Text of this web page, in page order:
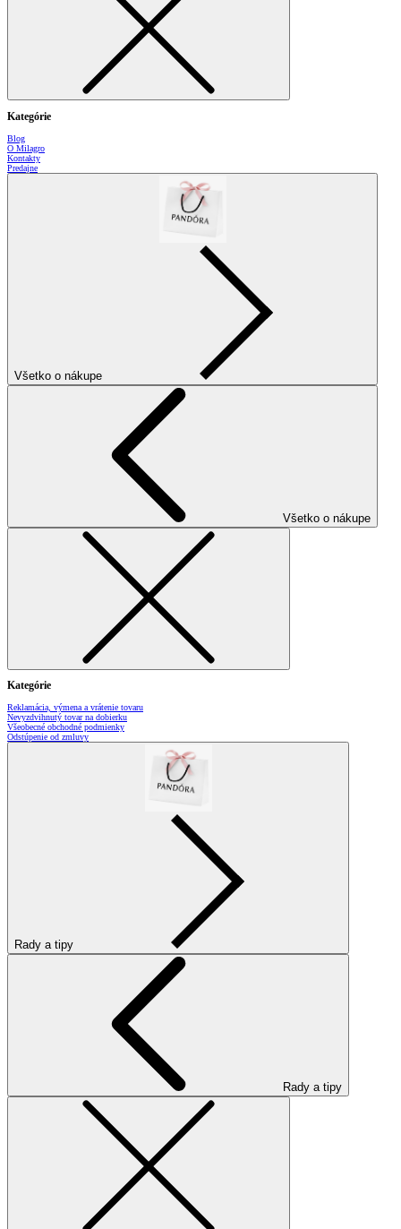
Kategórie
Blog
O Milagro
Kontakty
Predajne
Všetko o nákupe
Všetko o nákupe
Kategórie
Reklamácia, výmena a vrátenie tovaru
Nevyzdvihnutý tovar na dobierku
Všeobecné obchodné podmienky
Odstúpenie od zmluvy
Rady a tipy
Rady a tipy